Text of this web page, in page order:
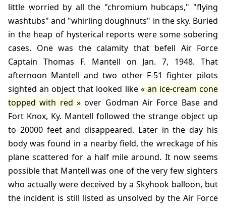
little worried by all the "chromium hubcaps," "flying
washtubs" and "whirling doughnuts" in the sky. Buried
in the heap of hysterical reports were some sobering
cases. One was the calamity that befell Air Force
Captain Thomas F. Mantell on Jan. 7, 1948. That
afternoon Mantell and two other F-51 fighter pilots
sighted an object that looked like
an ice-cream cone
topped with red
over Godman Air Force Base and
Fort Knox, Ky. Mantell followed the strange object up
to 20000 feet and disappeared. Later in the day his
body was found in a nearby field, the wreckage of his
plane scattered for a half mile around. It now seems
possible that Mantell was one of the very few sighters
who actually were deceived by a Skyhook balloon, but
the incident is still listed as unsolved by the Air Force